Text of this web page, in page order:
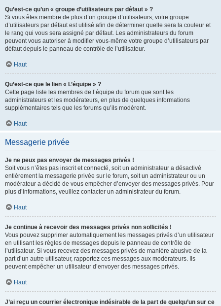
Qu’est-ce qu’un « groupe d’utilisateurs par défaut » ?
Si vous êtes membre de plus d’un groupe d’utilisateurs, votre groupe
d’utilisateurs par défaut est utilisé afin de déterminer quelle sera la couleur et
le rang qui vous sera assigné par défaut. Les administrateurs du forum
peuvent vous autoriser à modifier vous-même votre groupe d’utilisateurs par
défaut depuis le panneau de contrôle de l’utilisateur.
Haut
Qu’est-ce que le lien « L’équipe » ?
Cette page liste les membres de l’équipe du forum que sont les
administrateurs et les modérateurs, en plus de quelques informations
supplémentaires tels que les forums qu’ils modèrent.
Haut
Messagerie privée
Je ne peux pas envoyer de messages privés !
Soit vous n’êtes pas inscrit et connecté, soit un administrateur a désactivé
entièrement la messagerie privée sur le forum, soit un administrateur ou un
modérateur a décidé de vous empêcher d’envoyer des messages privés. Pour
plus d’informations, veuillez contacter un administrateur du forum.
Haut
Je continue à recevoir des messages privés non sollicités !
Vous pouvez supprimer automatiquement les messages privés d’un utilisateur
en utilisant les règles de messages depuis le panneau de contrôle de
l’utilisateur. Si vous recevez des messages privés de manière abusive de la
part d’un autre utilisateur, rapportez ces messages aux modérateurs. Ils
peuvent empêcher un utilisateur d’envoyer des messages privés.
Haut
J’ai reçu un courrier électronique indésirable de la part de quelqu’un sur ce